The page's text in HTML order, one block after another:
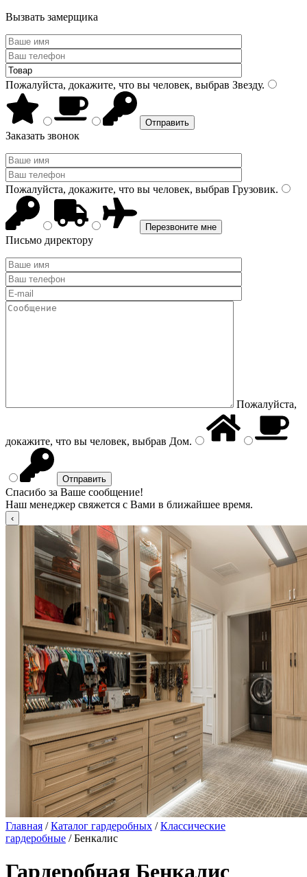
Вызвать замерщика
Пожалуйста, докажите, что вы человек, выбрав Звезду.
Заказать звонок
Пожалуйста, докажите, что вы человек, выбрав Грузовик.
Письмо директору
Пожалуйста,
докажите, что вы человек, выбрав Дом.
Спасибо за Ваше сообщение!
Наш менеджер свяжется с Вами в ближайшее время.
Главная /Каталог гардеробных /Классические
гардеробные / Бенкалис
Гардеробная Бенкалис